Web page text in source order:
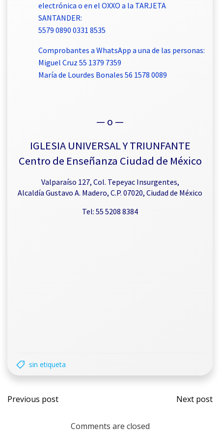
electrónica o en el OXXO a la TARJETA
SANTANDER:
5579 0890 0331 8535
Comprobantes a WhatsApp a una de las personas:
Miguel Cruz 55 1379 7359
María de Lourdes Bonales 56 1578 0089
— o —
IGLESIA UNIVERSAL Y TRIUNFANTE
Centro de Enseñanza Ciudad de México
Valparaíso 127, Col. Tepeyac Insurgentes,
Alcaldía Gustavo A. Madero, C.P. 07020, Ciudad de México
Tel: 55 5208 8384
sin etiqueta
Previous post Next post
Comments are closed